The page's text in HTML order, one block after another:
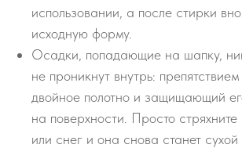
использовании, а после стирки
исходную форму.
Осадки, попадающие на шапку,
не проникнут внутрь:
двойное полотно и защищающий
на поверхности. Просто
или снег и она снова станет